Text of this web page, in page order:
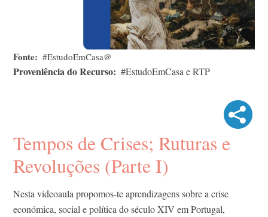
Fonte #EstudoEmCasa@
Proveniência do Recurso #EstudoEmCasa e RTP
Tempos de Crises; Ruturas e
Revoluções (Parte I)
Nesta videoaula propomos-te aprendizagens sobre a crise
económica, social e política do século XIV em Portugal,